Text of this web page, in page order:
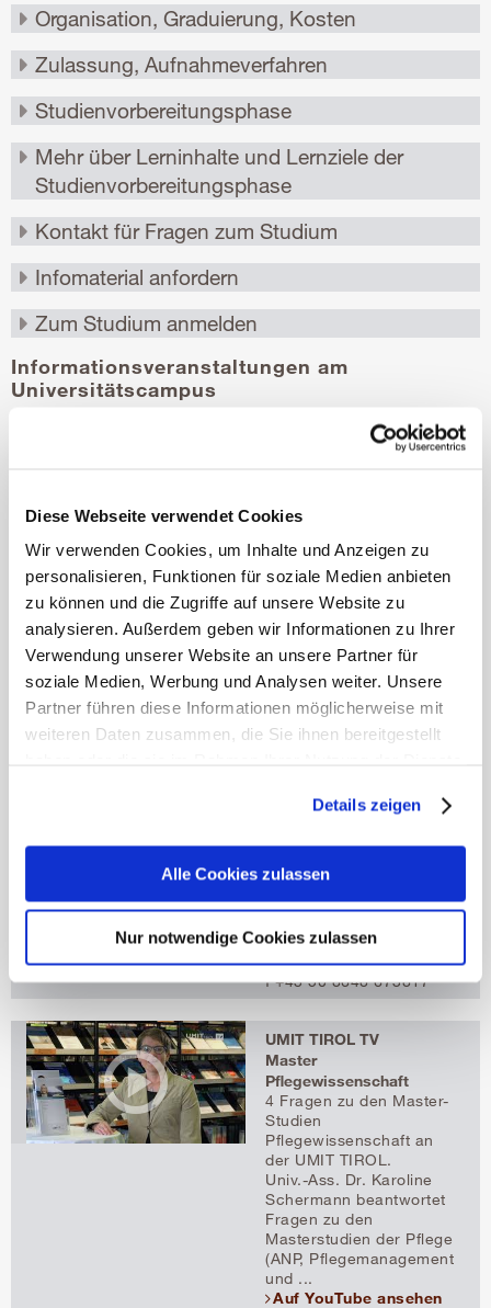
Diese Webseite verwendet Cookies
Wir verwenden Cookies, um Inhalte und Anzeigen zu
personalisieren, Funktionen für soziale Medien anbieten
zu können und die Zugriffe auf unsere Website zu
analysieren. Außerdem geben wir Informationen zu Ihrer
Verwendung unserer Website an unsere Partner für
soziale Medien, Werbung und Analysen weiter. Unsere
Partner führen diese Informationen möglicherweise mit
weiteren Daten zusammen, die Sie ihnen bereitgestellt
Details zeigen
Alle Cookies zulassen
Nur notwendige Cookies zulassen
Informationsveranstaltungen am
Universitätscampus
Der Universität UMIT TIROL ist es wichtig, Interessierte
persönlich über die Studien zu informieren. Deshalb finden vor
Ausbildungsangebot informieren.
Infomaterial anfordern
Hier können Sie online
Infomaterialien zu Ihrem
Wunschstudium
Service
Studierendenorganisation
tirol.at
t+43 50 8648 3817
f +43 50 8648 673817
UMIT TIROL TV
Master
Pflegewissenschaft
4 Fragen zu den Master-
Studien
Pflegewissenschaft an
der UMIT TIROL.
Univ.-Ass. Dr. Karoline
Schermann beantwortet
Fragen zu den
Masterstudien der Pflege
(ANP, Pflegemanagement
und ...
Auf YouTube ansehen